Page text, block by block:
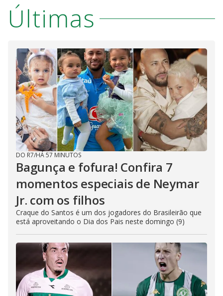
Últimas
DO R7/HÁ 57 MINUTOS
Bagunça e fofura! Confira 7
momentos especiais de Neymar
Jr. com os filhos
Craque do Santos é um dos jogadores do Brasileirão que
está aproveitando o Dia dos Pais neste domingo (9)